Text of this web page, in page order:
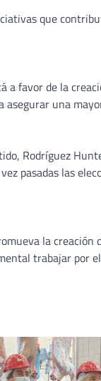
que
favor de la
una
Rodríguez
pasadas las
la creación
trabajar por